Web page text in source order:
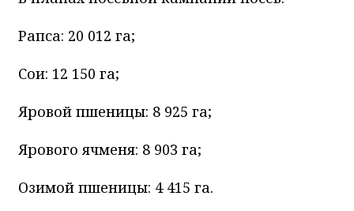
Рапса: 20 012 га;
Сои: 12 150 га;
Яровой пшеницы: 8 925 га;
Ярового ячменя: 8 903 га;
Озимой пшеницы: 4 415 га.